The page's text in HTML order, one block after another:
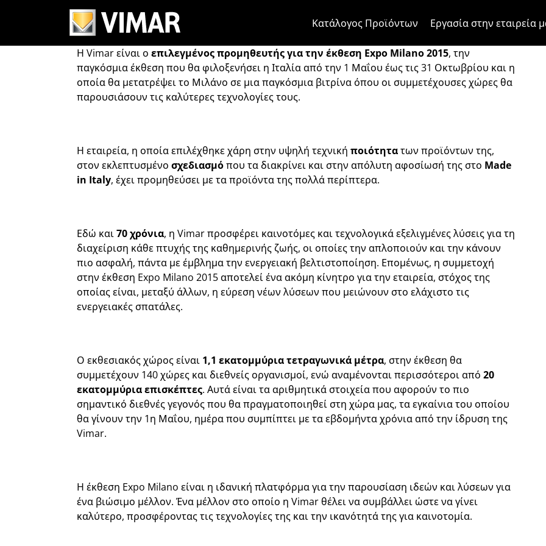
Κατάλογος Προϊόντων Εργασία στην εταιρεία
Η Vimar στην έκθεση Expo
Η Vimar είναι ο επιλεγμένος προμηθευτής για την έκθεση Expo Milano 2015, την
παγκόσμια έκθεση που θα φιλοξενήσει η Ιταλία από την 1 Μαΐου έως τις 31 Οκτωβρίου και η
οποία θα μετατρέψει το Μιλάνο σε μια παγκόσμια βιτρίνα όπου οι συμμετέχουσες χώρες θα
παρουσιάσουν τις καλύτερες τεχνολογίες τους.
Η εταιρεία, η οποία επιλέχθηκε χάρη στην υψηλή τεχνική ποιότητατων προϊόντων της,
στον εκλεπτυσμένο σχεδιασμόπου τα διακρίνει και στην απόλυτη αφοσίωσή της στο Made
in Italy, έχει προμηθεύσει με τα προϊόντα της πολλά περίπτερα.
Εδώ και70 χρόνια, η Vimar προσφέρει καινοτόμες και τεχνολογικά εξελιγμένες λύσεις για τη
διαχείριση κάθε πτυχής της καθημερινής ζωής, οι οποίες την απλοποιούν και την κάνουν
πιο ασφαλή, πάντα με έμβλημα την ενεργειακή βελτιστοποίηση. Επομένως, η συμμετοχή
στην έκθεση Expo Milano 2015 αποτελεί ένα ακόμη κίνητρο για την εταιρεία, στόχος της
οποίας είναι, μεταξύ άλλων, η εύρεση νέων λύσεων που μειώνουν στο ελάχιστο τις
ενεργειακές σπατάλες.
Ο εκθεσιακός χώρος είναι 1,1 εκατομμύρια τετραγωνικά μέτρα, στην έκθεση θα
συμμετέχουν 140 χώρες και διεθνείς οργανισμοί, ενώ αναμένονται περισσότεροι από 20
εκατομμύρια επισκέπτες. Αυτά είναι τα αριθμητικά στοιχεία που αφορούν το πιο
σημαντικό διεθνές γεγονός που θα πραγματοποιηθεί στη χώρα μας, τα εγκαίνια του οποίου
θα γίνουν την 1η Μαΐου, ημέρα που συμπίπτει με τα εβδομήντα χρόνια από την ίδρυση της
Vimar.
Η έκθεση Expo Milano είναι η ιδανική πλατφόρμα για την παρουσίαση ιδεών και λύσεων για
ένα βιώσιμο μέλλον. Ένα μέλλον στο οποίο η Vimar θέλει να συμβάλλει ώστε να γίνει
καλύτερο, προσφέροντας τις τεχνολογίες της και την ικανότητά της για καινοτομία.